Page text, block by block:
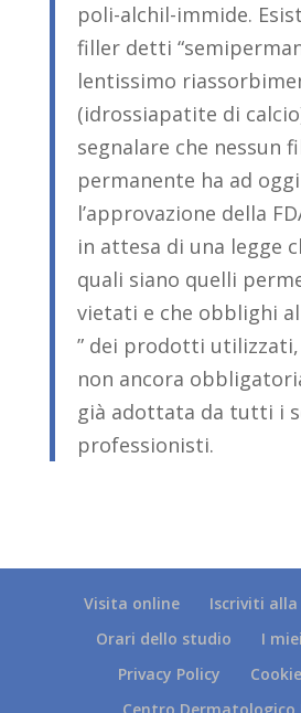
poli-alchil-immide.
filler detti
lentissimo
(idrossiapatite di
segnalare che nessun
permanente ha ad
l’approvazione della
in attesa di una legge
quali siano quelli
vietati e che obblighi
” dei prodotti utilizzati,
non ancora
già adottata da tutti i
professionisti.
Visita online
Iscriviti
Orari dello studio
I
Privacy Policy